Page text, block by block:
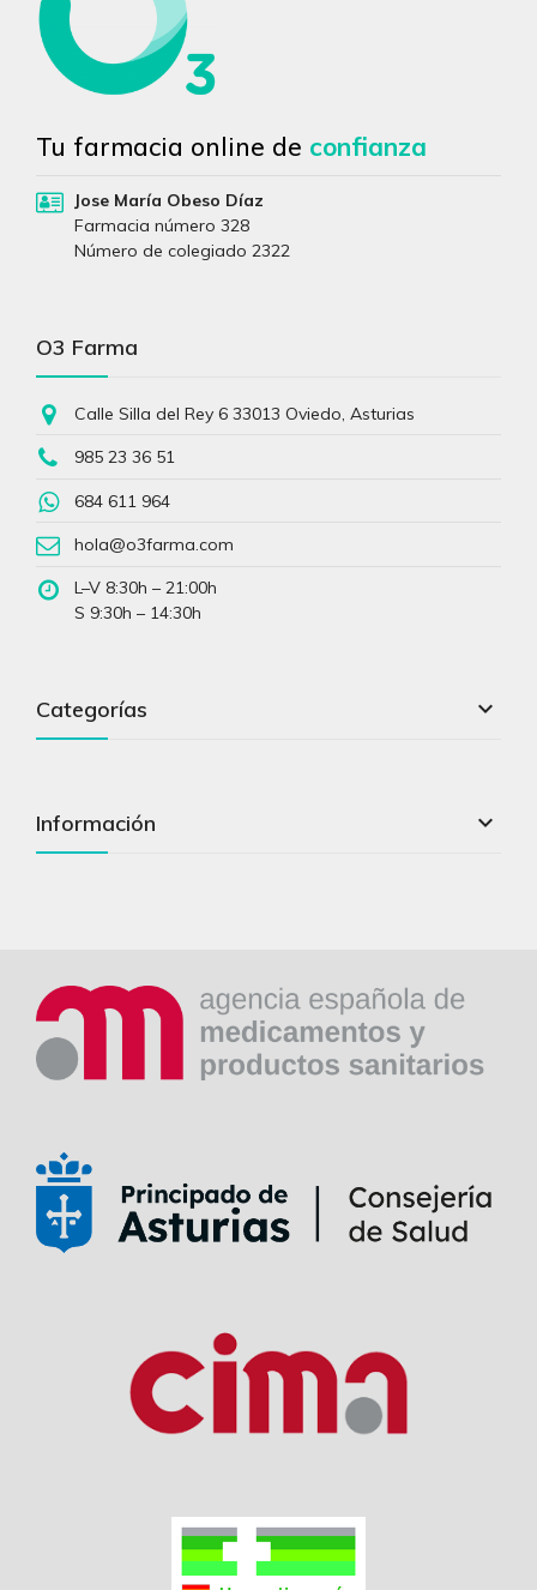
Tu farmacia online de confianza
Jose María Obeso Díaz
Farmacia número 328
Número de colegiado 2322
O3 Farma
Calle Silla del Rey 6 33013 Oviedo, Asturias
985 23 36 51
684 611 964
hola@o3farma.com
L–V 8:30h – 21:00h
S 9:30h – 14:30h
Categorías 
Información 